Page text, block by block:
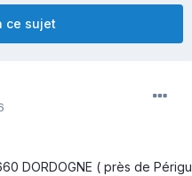
ce sujet
DORDOGNE ( près de